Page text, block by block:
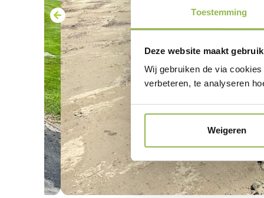
Toestemming
Deze website maakt
Wij gebruiken de via
verbeteren, te analyseren
Weigeren